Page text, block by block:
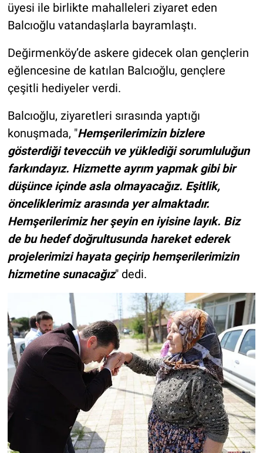
üyesi ile birlikte mahalleleri ziyaret eden
Balcıoğlu vatandaşlarla bayramlaştı.
Değirmenköy’de askere gidecek olan gençlerin
eğlencesine de katılan Balcıoğlu, gençlere
çeşitli hediyeler verdi.
Balcıoğlu, ziyaretleri sırasında yaptığı
konuşmada, "Hemşerilerimizin bizlere
gösterdiği teveccüh ve yüklediği sorumluluğun
farkındayız. Hizmette ayrım yapmak gibi bir
düşünce içinde asla olmayacağız. Eşitlik,
önceliklerimiz arasında yer almaktadır.
Hemşerilerimiz her şeyin en iyisine layık. Biz
de bu hedef doğrultusunda hareket ederek
projelerimizi hayata geçirip hemşerilerimizin
hizmetine sunacağız" dedi.